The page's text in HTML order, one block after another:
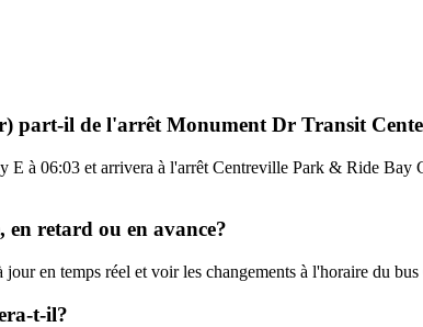
part-il de l'arrêt Monument Dr Transit
à 06:03 et arrivera à l'arrêt Centreville Park & Ride
en retard ou en avance?
en temps réel et voir les changements à l'horaire du
t-il?